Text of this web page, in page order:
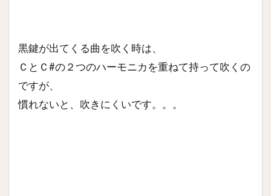
黒鍵が出てくる曲を吹く時は、
ＣとＣ#の２つのハーモニカを重ねて持って吹くの
ですが、
慣れないと、吹きにくいです。。。